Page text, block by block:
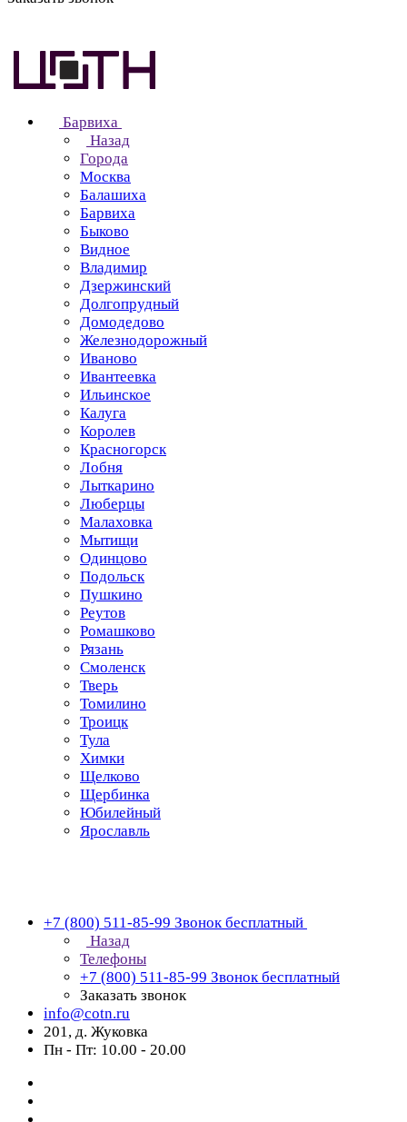
Барвиха
Назад
Города
Москва
Балашиха
Барвиха
Быково
Видное
Владимир
Дзержинский
Долгопрудный
Домодедово
Железнодорожный
Иваново
Ивантеевка
Ильинское
Калуга
Королев
Красногорск
Лобня
Лыткарино
Люберцы
Малаховка
Мытищи
Одинцово
Подольск
Пушкино
Реутов
Ромашково
Рязань
Смоленск
Тверь
Томилино
Троицк
Тула
Химки
Щелково
Щербинка
Юбилейный
Ярославль
+7 (800) 511-85-99 Звонок бесплатный
Назад
Телефоны
+7 (800) 511-85-99 Звонок бесплатный
Заказать звонок
info@cotn.ru
201, д. Жуковка
Пн - Пт: 10.00 - 20.00